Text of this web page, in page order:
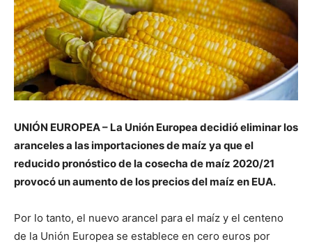
UNIÓN EUROPEA – La Unión Europea decidió eliminar los
aranceles a las importaciones de maíz ya que el
reducido pronóstico de la cosecha de maíz 2020/21
provocó un aumento de los precios del maíz en EUA.
Por lo tanto, el nuevo arancel para el maíz y el centeno
de la Unión Europea se establece en cero euros por